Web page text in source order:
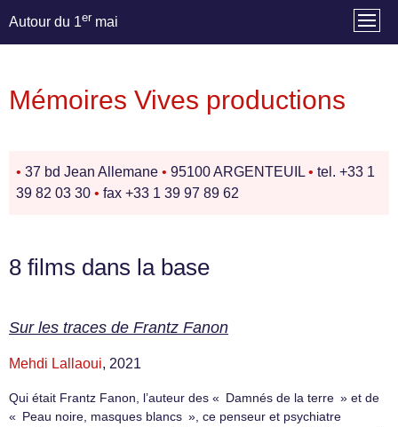
Autour du 1er mai
Mémoires Vives productions
• 37 bd Jean Allemane • 95100 ARGENTEUIL • tel. +33 1
39 82 03 30 • fax +33 1 39 97 89 62
8 films dans la base
Sur les traces de Frantz Fanon
Mehdi Lallaoui, 2021
Qui était Frantz Fanon, l’auteur des « Damnés de la terre » et de
« Peau noire, masques blancs », ce penseur et psychiatre